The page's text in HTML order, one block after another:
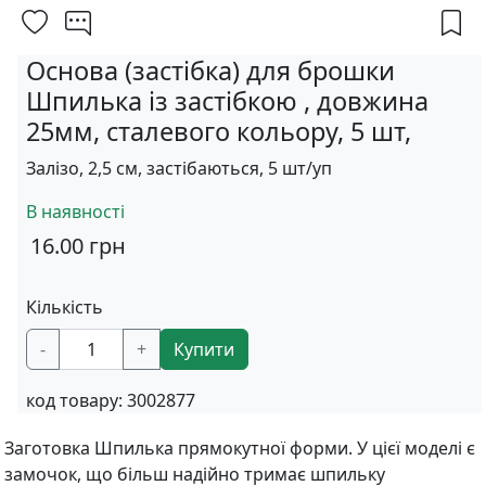
Основа (застібка) для брошки
Шпилька із застібкою , довжина
25мм, сталевого кольору, 5 шт,
Залізо, 2,5 см, застібаються, 5 шт/уп
В наявності
16.00 грн
Кількість
-
+ Купити
код товару: 3002877
Заготовка Шпилька прямокутної форми. У цієї моделі є
замочок, що більш надійно тримає шпильку